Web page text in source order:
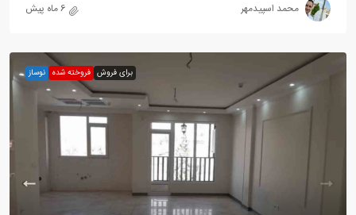
محمد اسپیدمهر 6 ماه پیش
برای فروش فروخته شده نوساز